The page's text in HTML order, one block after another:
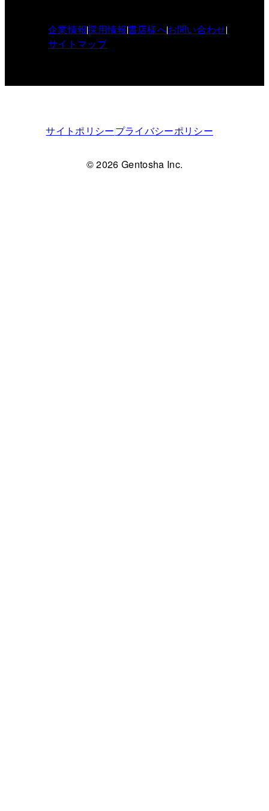
企業情報採用情報書店様へお問い合わせ
サイトマップ
サイトポリシープライバシーポリシー
© 2026 Gentosha Inc.